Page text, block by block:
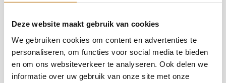
Deze website maakt gebruik van cookies
We gebruiken cookies om content en advertenties te
personaliseren, om functies voor social media te bieden
en om ons websiteverkeer te analyseren. Ook delen we
informatie over uw gebruik van onze site met onze
een- en tweejarig, 10 gram
prijs
meerjarig, 10 gram
prijs
Uitverkocht